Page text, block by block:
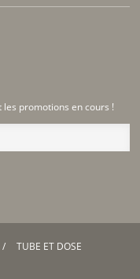
les promotions en cours !
TUBE ET DOSE